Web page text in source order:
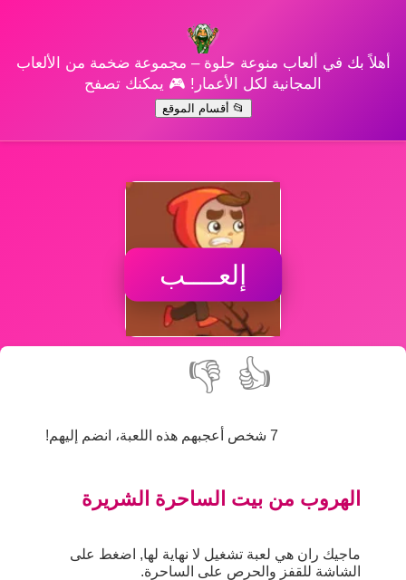
أهلاً بك في ألعاب منوعة حلوة – مجموعة ضخمة من الألعاب
المجانية لكل الأعمار! 🎮 يمكنك تصفح
📂 أقسام الموقع
إلعــــب
👍
👎
7 شخص أعجبهم هذه اللعبة، انضم إليهم!
الهروب من بيت الساحرة الشريرة
ماجيك ران هي لعبة تشغيل لا نهاية لها, اضغط على
الشاشة للقفز والحرص على الساحرة.